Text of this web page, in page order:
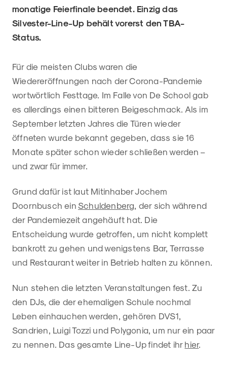
monatige Feierfinale beendet. Einzig das
Silvester-Line-Up behält vorerst den TBA-
Status.
Für die meisten Clubs waren die
Wiedereröffnungen nach der Corona-Pandemie
wortwörtlich Festtage. Im Falle von De School gab
es allerdings einen bitteren Beigeschmack. Als im
September letzten Jahres die Türen wieder
öffneten wurde bekannt gegeben, dass sie 16
Monate später schon wieder schließen werden –
und zwar für immer.
Grund dafür ist laut Mitinhaber Jochem
Doornbusch ein Schuldenberg , der sich während
der Pandemiezeit angehäuft hat. Die
Entscheidung wurde getroffen, um nicht komplett
bankrott zu gehen und wenigstens Bar, Terrasse
und Restaurant weiter in Betrieb halten zu können.
Nun stehen die letzten Veranstaltungen fest. Zu
den DJs, die der ehemaligen Schule nochmal
Leben einhauchen werden, gehören DVS1,
Sandrien, Luigi Tozzi und Polygonia, um nur ein paar
zu nennen. Das gesamte Line-Up findet ihr hier.